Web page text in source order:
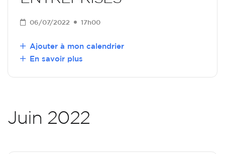
06/07/2022 17h00
Ajouter à mon calendrier
En savoir plus
Juin 2022